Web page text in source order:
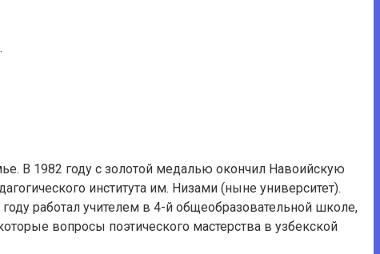
В 1982 году с золотой медалью окончил Навоийскую
института им. Низами (ныне университет).
работал учителем в 4-й общеобразовательной школе,
вопросы поэтического мастерства в узбекской